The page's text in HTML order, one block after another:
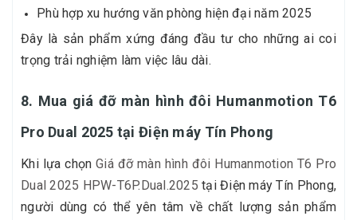
Phù hợp xu hướng văn phòng hiện đại năm 2025
Đây là sản phẩm xứng đáng đầu tư cho những ai coi
trọng trải nghiệm làm việc lâu dài.
8. Mua giá đỡ màn hình đôi Humanmotion T6
Pro Dual 2025 tại Điện máy Tín Phong
Khi lựa chọnGiá đỡ màn hình đôi Humanmotion T6 Pro
Dual 2025 HPW-T6P.Dual.2025 tại Điện máy Tín Phong,
người dùng có thể yên tâm về chất lượng sản phẩm